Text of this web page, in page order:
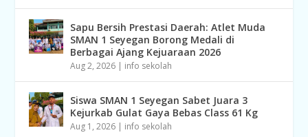
Sapu Bersih Prestasi Daerah: Atlet Muda
SMAN 1 Seyegan Borong Medali di
Berbagai Ajang Kejuaraan 2026
Aug 2, 2026 | info sekolah
Siswa SMAN 1 Seyegan Sabet Juara 3
Kejurkab Gulat Gaya Bebas Class 61 Kg
Aug 1, 2026 | info sekolah